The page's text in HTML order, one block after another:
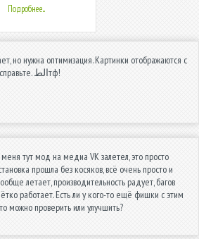
Подробнее...
но нужна оптимизация. Картинки отображаются с
багами, исправьте. الطтф!
тут мод на медиа VK залетел, это просто
прошла без косяков, всё очень просто и
летает, производительность радует, багов
работает. Есть ли у кого-то ещё фишки с этим
можно проверить или улучшить?